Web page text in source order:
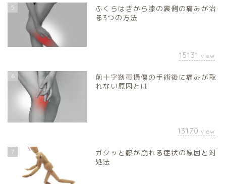
5
ふくらはぎから膝の裏側の痛みが治
る3つの方法
15131 view
6
前十字靭帯損傷の手術後に痛みが取
れない原因とは
13170 view
7
ガクッと膝が崩れる症状の原因と対
処法